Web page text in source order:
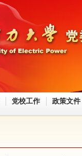
党校工作 政策文件